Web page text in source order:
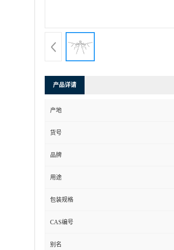
产品详请
产地
货号
品牌
用途
包装规格
CAS编号
别名